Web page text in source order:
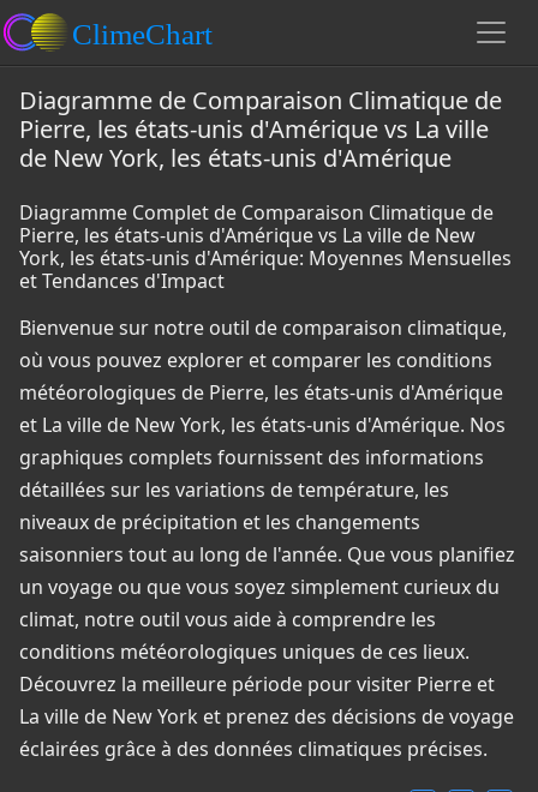
Diagramme de Comparaison Climatique de
Pierre, les états-unis d'Amérique vs La ville
de New York, les états-unis d'Amérique
Diagramme Complet de Comparaison Climatique de
Pierre, les états-unis d'Amérique vs La ville de New
York, les états-unis d'Amérique: Moyennes Mensuelles
et Tendances d'Impact
Bienvenue sur notre outil de comparaison climatique,
où vous pouvez explorer et comparer les conditions
météorologiques de Pierre, les états-unis d'Amérique
et La ville de New York, les états-unis d'Amérique. Nos
graphiques complets fournissent des informations
détaillées sur les variations de température, les
niveaux de précipitation et les changements
saisonniers tout au long de l'année. Que vous planifiez
un voyage ou que vous soyez simplement curieux du
climat, notre outil vous aide à comprendre les
conditions météorologiques uniques de ces lieux.
Découvrez la meilleure période pour visiter Pierre et
La ville de New York et prenez des décisions de voyage
éclairées grâce à des données climatiques précises.